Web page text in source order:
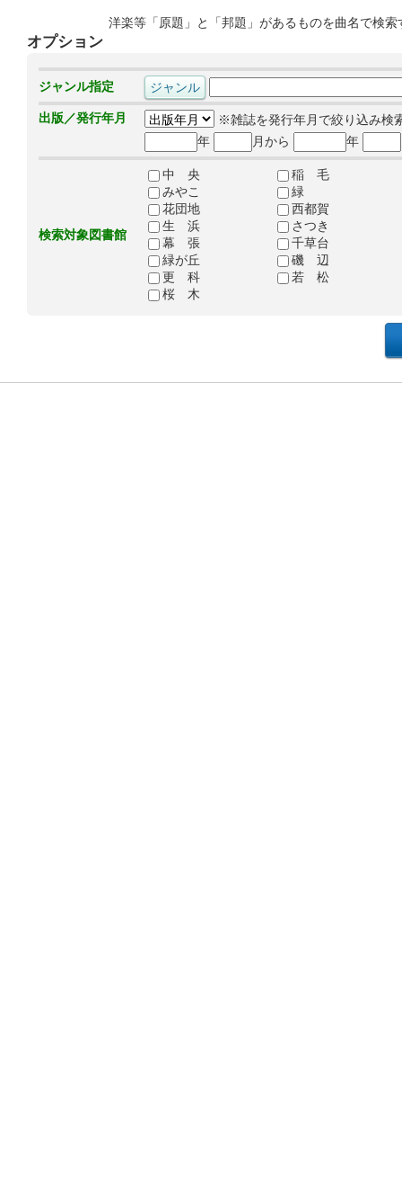
洋楽等「原題」と「邦題」があるものを曲名で検
オプション
ジャンル指定
出版／発行年月
※雑誌を発行年月で絞り込み検
年
月から 年
検索対象図書館
中 央
稲 毛
みやこ
緑
花団地
西都賀
生 浜
さつき
幕 張
千草台
緑が丘
磯 辺
更 科
若 松
桜 木